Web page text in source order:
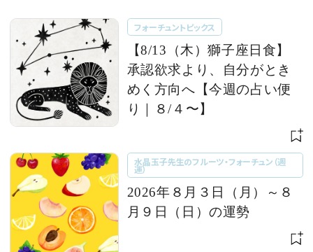
フォーチュントピックス
【8/13（木）獅子座日食】
承認欲求より、自分がとき
めく方向へ【今週の占い便
り｜８/４〜】
水晶玉子先生のフルーツ・フォーチュン（週
運）
2026年８月３日（月）～８
月９日（日）の運勢